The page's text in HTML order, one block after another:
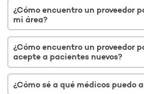
¿Cómo encuentro un proveedor
mi área?
¿Cómo encuentro un proveedor
acepte a pacientes nuevos?
¿Cómo sé a qué médicos puedo